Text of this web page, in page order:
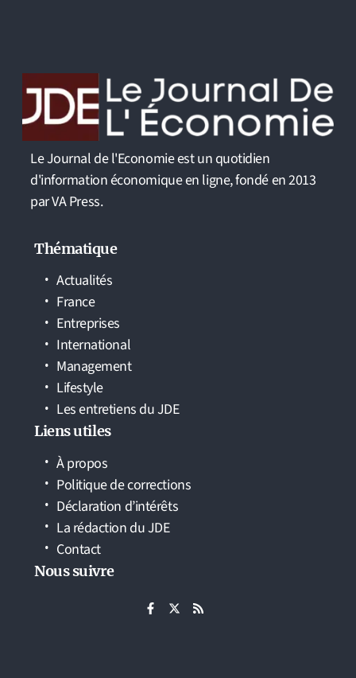
Le Journal de l'Economie est un quotidien
d'information économique en ligne, fondé en 2013
par VA Press.
Thématique
Actualités
France
Entreprises
International
Management
Lifestyle
Les entretiens du JDE
Liens utiles
À propos
Politique de corrections
Déclaration d’intérêts
La rédaction du JDE
Contact
Nous suivre